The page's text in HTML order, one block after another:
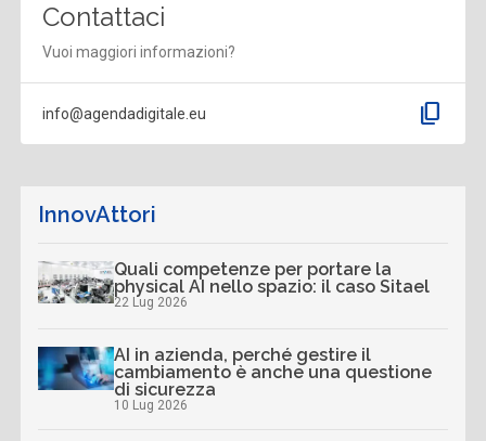
Contattaci
Vuoi maggiori informazioni?
info@agendadigitale.eu content_copy
InnovAttori
Quali competenze per portare la
physical AI nello spazio: il caso Sitael
22 Lug 2026
AI in azienda, perché gestire il
cambiamento è anche una questione
di sicurezza
10 Lug 2026